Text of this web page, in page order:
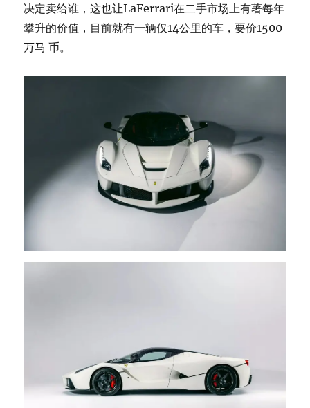
决定卖给谁，这也让LaFerrari在二手市场上有著每年
攀升的价值，目前就有一辆仅14公里的车，要价1500
万马 币。